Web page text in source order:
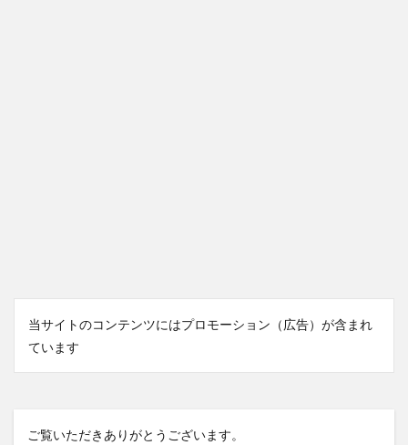
当サイトのコンテンツにはプロモーション（広告）が含まれ
ています
ご覧いただきありがとうございます。